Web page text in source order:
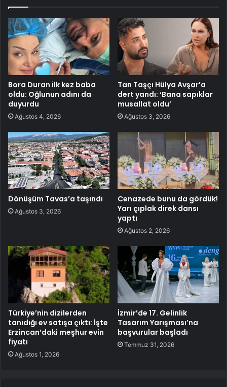
Bora Duran ilk kez baba
oldu: Oğlunun adını da
duyurdu
Ağustos 4, 2026
Tan Taşçı Hülya Avşar’a
dert yandı: ‘Bana sapıklar
musallat oldu’
Ağustos 3, 2026
Dönüşüm Tavas’a taşındı
Ağustos 3, 2026
Cenazede bunu da gördük!
Yarı çıplak direk dansı
yaptı
Ağustos 2, 2026
Türkiye’nin dizilerden
tanıdığı ev satışa çıktı: İşte
Erzincan’daki meşhur evin
fiyatı
Ağustos 1, 2026
İzmir’de 17. Gelinlik
Tasarım Yarışması’na
başvurular başladı
Temmuz 31, 2026